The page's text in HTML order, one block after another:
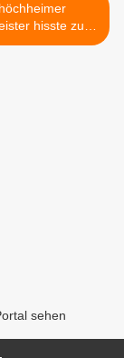
hisste zur
im ARD-
sehen